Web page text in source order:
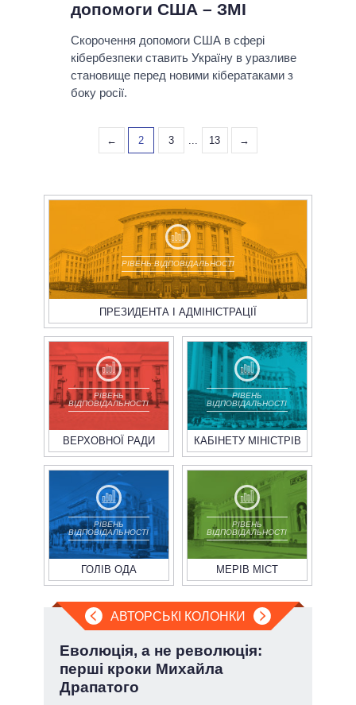
допомоги США – ЗМІ
Скорочення допомоги США в сфері
кібербезпеки ставить Україну в уразливе
становище перед новими кібератаками з
боку росії.
← 2 3 ... 13 →
РІВЕНЬ ВІДПОВІДАЛЬНОСТІ
ПРЕЗИДЕНТА І АДМІНІСТРАЦІЇ
РІВЕНЬ
ВІДПОВІДАЛЬНОСТІ
ВЕРХОВНОЇ РАДИ
РІВЕНЬ
ВІДПОВІДАЛЬНОСТІ
КАБІНЕТУ МІНІСТРІВ
РІВЕНЬ
ВІДПОВІДАЛЬНОСТІ
ГОЛІВ ОДА
РІВЕНЬ
ВІДПОВІДАЛЬНОСТІ
МЕРІВ МІСТ
АВТОРСЬКІ КОЛОНКИ
Еволюція, а не революція:
перші кроки Михайла
Драпатого